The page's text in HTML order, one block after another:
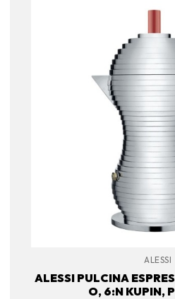
ALESSI
ALESSI PULCINA
O, 6:N KUPIN,